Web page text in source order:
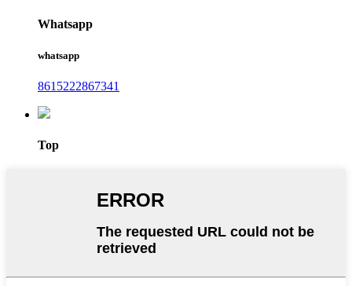
Whatsapp
whatsapp
8615222867341
Top